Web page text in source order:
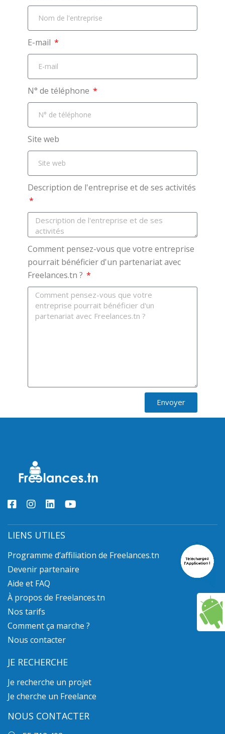
E-mail
N° de téléphone
Site web
Description de l'entreprise et de ses activités
Comment pensez-vous que votre entreprise
pourrait bénéficier d'un partenariat avec
Freelances.tn ?
Envoyer
LIENS UTILES
Programme d’affiliation de Freelances.tn
Devenir partenaire
Aide et FAQ
À propos de Freelances.tn
Nos tarifs
Comment ça marche ?
Nous contacter
JE RECHERCHE
Je recherche un projet
Je cherche un Freelance
NOUS CONTACTER